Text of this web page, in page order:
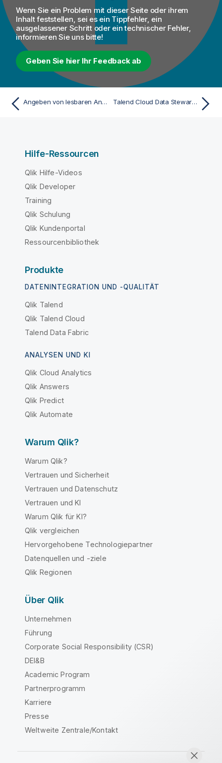
Wenn Sie ein Problem mit dieser Seite oder ihrem
Inhalt feststellen, sei es ein Tippfehler, ein
ausgelassener Schritt oder ein technischer Fehler,
informieren Sie uns bitte!
Geben Sie hier Ihr Feedback ab
Angeben von lesbaren Anmeldedaten beim Verwalten von Benutzern über API Talend Cloud Data Stewardship - Beispiele
Hilfe-Ressourcen
Qlik Hilfe-Videos
Qlik Developer
Training
Qlik Schulung
Qlik Kundenportal
Ressourcenbibliothek
Produkte
DATENINTEGRATION UND -QUALITÄT
Qlik Talend
Qlik Talend Cloud
Talend Data Fabric
ANALYSEN UND KI
Qlik Cloud Analytics
Qlik Answers
Qlik Predict
Qlik Automate
Warum Qlik?
Warum Qlik?
Vertrauen und Sicherheit
Vertrauen und Datenschutz
Vertrauen und KI
Warum Qlik für KI?
Qlik vergleichen
Hervorgehobene Technologiepartner
Datenquellen und -ziele
Qlik Regionen
Über Qlik
Unternehmen
Führung
Corporate Social Responsibility (CSR)
DEI&B
Academic Program
Partnerprogramm
Karriere
Presse
Weltweite Zentrale/Kontakt